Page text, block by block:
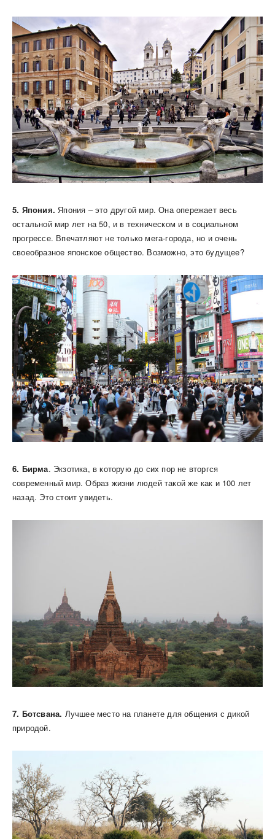
5. Япония. Япония – это другой мир. Она опережает весь
остальной мир лет на 50, и в техническом и в социальном
прогрессе. Впечатляют не только мега-города, но и очень
своеобразное японское общество. Возможно, это будущее?
6. Бирма. Экзотика, в которую до сих пор не вторгся
современный мир. Образ жизни людей такой же как и 100 лет
назад. Это стоит увидеть.
7. Ботсвана. Лучшее место на планете для общения с дикой
природой.